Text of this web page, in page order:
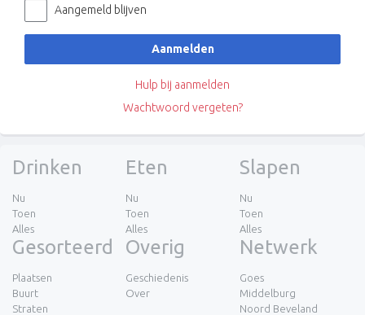
Aangemeld blijven
Aanmelden
Hulp bij aanmelden
Wachtwoord vergeten?
Drinken
Nu
Toen
Alles
Eten
Nu
Toen
Alles
Slapen
Nu
Toen
Alles
Gesorteerd
Plaatsen
Buurt
Straten
Overig
Geschiedenis
Over
Netwerk
Goes
Middelburg
Noord Beveland